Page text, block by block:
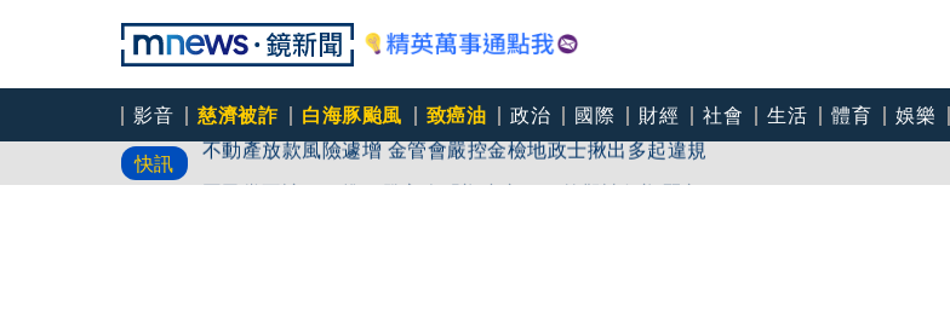
影音 慈濟被詐 白海豚颱風 致癌油 政治 國際 財經 社會 生活 體育 娛樂
快訊
不動產放款風險遽增 金管會嚴控金檢地政士揪出多起違規
國民黨不讓了！推AI發言人「鄭小文」 外觀神似鄭麗文